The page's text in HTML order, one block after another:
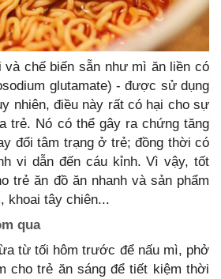
và chế biến sẵn như mì ăn liền có
glutamate) - được sử dụng
nhiên, điều này rất có hại cho sự
trẻ. Nó có thể gây ra chứng tăng
đổi tâm trạng ở trẻ; đồng thời có
vi dẫn đến cáu kỉnh. Vì vậy, tốt
trẻ ăn đồ ăn nhanh và sản phẩm
khoai tây chiên...
qua
từ tối hôm trước để nấu mì, phở
cho trẻ ăn sáng để tiết kiệm thời